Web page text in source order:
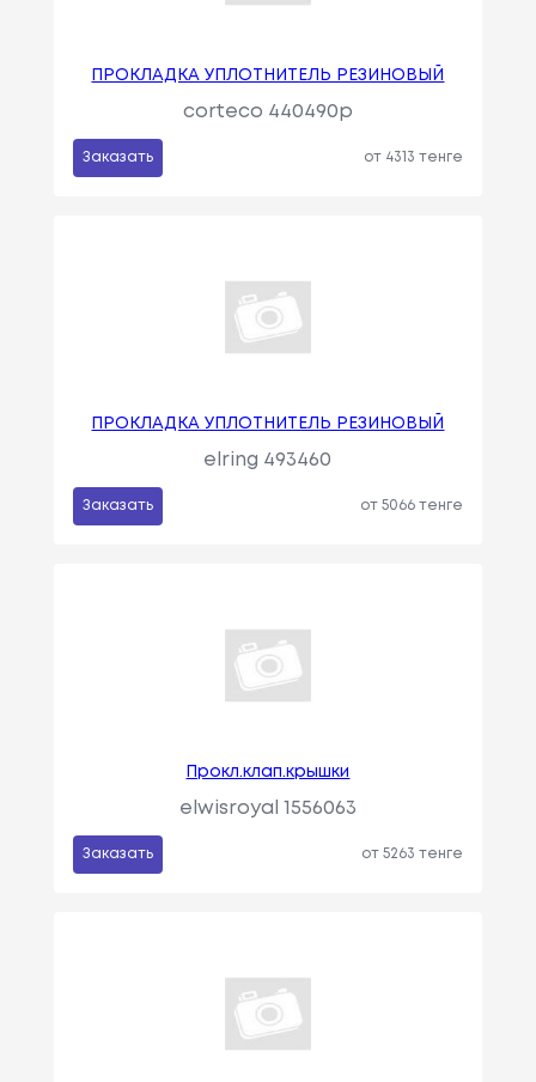
ПРОКЛАДКА УПЛОТНИТЕЛЬ РЕЗИНОВЫЙ
corteco 440490p
Заказать от 4313 тенге
ПРОКЛАДКА УПЛОТНИТЕЛЬ РЕЗИНОВЫЙ
elring 493460
Заказать от 5066 тенге
Прокл.клап.крышки
elwisroyal 1556063
Заказать от 5263 тенге